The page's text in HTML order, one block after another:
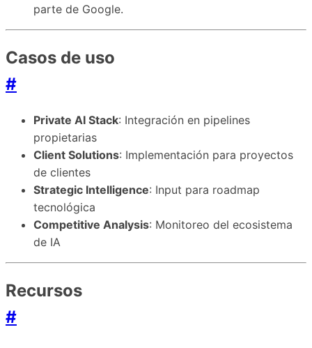
parte de Google.
Casos de uso
#
Private AI Stack: Integración en pipelines
propietarias
Client Solutions: Implementación para proyectos
de clientes
Strategic Intelligence: Input para roadmap
tecnológica
Competitive Analysis: Monitoreo del ecosistema
de IA
Recursos
#